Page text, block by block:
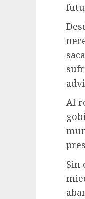
Al
Sin